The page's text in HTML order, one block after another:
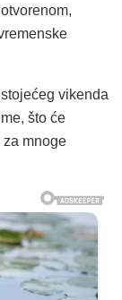
vikenda
što će
mnoge